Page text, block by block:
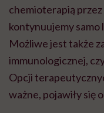
chemioterapią
kontynuujemy samo
Możliwe jest także
immunologicznej,
Opcji
ważne, pojawiły się